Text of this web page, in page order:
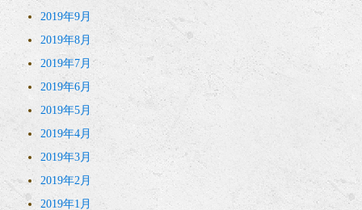
2019年9月
2019年8月
2019年7月
2019年6月
2019年5月
2019年4月
2019年3月
2019年2月
2019年1月